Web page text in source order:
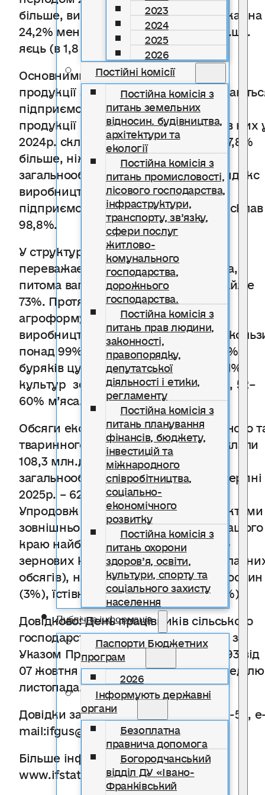
2023
2024
2025
2026
Постійні комісії
Постійна комісія з
питань земельних
відносин. будівництва,
архітектури та
екології
Постійна комісія з
питань промисловості,
лісового господарства,
інфраструктури,
транспорту, зв’язку,
сфери послуг
житлово-
комунального
господарства,
дорожнього
господарства.
Постійна комісія з
питань прав людини,
законності,
правопорядку,
депутатської
діяльності і етики,
регламенту
Постійна комісія з
питань планування
фінансів, бюджету,
інвестицій та
міжнародного
співробітництва,
соціально-
економічного
розвитку
Постійна комісія з
питань охорони
здоров’я, освіти,
культури, спорту та
соціального захисту
населення
Публічна інформація
Паспорти Бюджетних
програм
2026
Інформують державні
органи
Безоплатна
правнича допомога
Богородчанський
відділ ДУ «Івано-
Франківський
більше, вироблено 180,2 тис.т молока (на
24,2% менше), одержано 383,6 млн.шт.
яєць (в 1,8 р.б.).
Основними виробниками товарної
продукції аграрного сектору
підприємства. Обсяги виробництва
продукції сільського господарства в них
2024р. склали 13,7 млрд.грн, що на 7,8%
більше, ніж роком раніше (51,2%
загальнообласного виробництва). Індекс
виробництва аграрної продукції у
підприємств у січні–вересні 2025р. склав
98,8%.
У структурі продукції підприємств
переважає продукція рослинництва,
питома вага якої в 2024р. склала майже
73%. Протягом останніх років
агроформування забезпечують
виробництво усіх обсягів ріпаку та
понад 99% соняшнику та сої, 86–97%
буряків цукрових фабричних, 65–71%
культур зернових та зернобобових, 52–
60% м’яса.
Обсяги експорту продуктів рослинного
тваринного походження у 2024р. склали
108,3 млн.дол.США, або 17,5%
загальнообласних обсягів, у січні–серпні
2025р. – 62 млн.дол.США (14,4%).
Упродовж восьми місяців п.р. суб’єктами
зовнішньоекономічної діяльності нашого
краю найбільше було експортовано
зернових культур (7,3%
обсягів), насiння і плодів олійних
(3%), їстівних плодів та горіхів (2,4%).
Довідково: День працівників сільського
господарства відзначається згідно з
Указом Президента України №428/93 від
07 жовтня 1993р. щорічно у третю неділю
листопада.
Довідки за телефоном: (0342) 79-20-54,
mail:ifgus@ifstat.gov.ua.
Більше інформації: http://
www.ifstat.gov.ua/EX_IN/EX-SG.HTM